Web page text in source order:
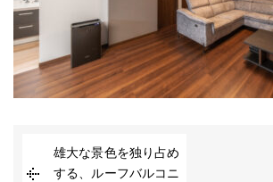
雄大な景色を独り占め
する、ルーフバルコニ